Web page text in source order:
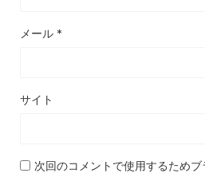
メール *
サイト
次回のコメントで使用するため